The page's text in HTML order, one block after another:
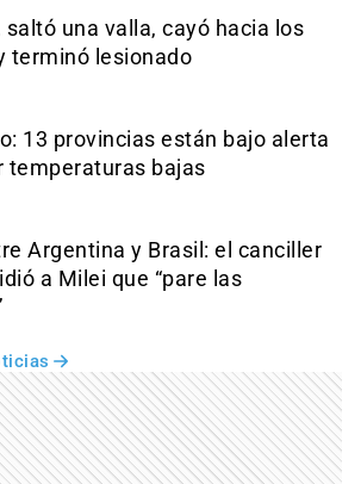
saltó una valla, cayó hacia los
terminó lesionado
13 provincias están bajo alerta
temperaturas bajas
Argentina y Brasil: el canciller
a Milei que “pare las